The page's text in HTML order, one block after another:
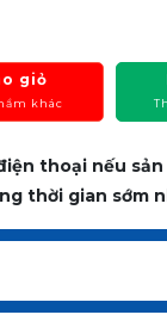
giỏ
khác
thoại nếu
thời gian sớm